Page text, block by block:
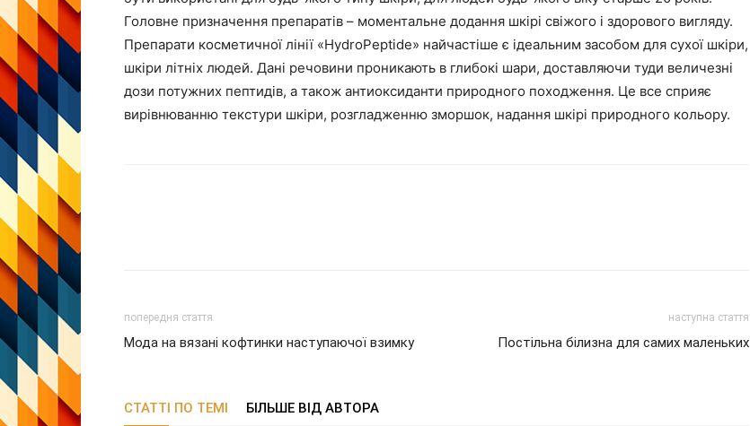
Головне призначення препаратів – моментальне додання шкірі свіжого і здорового вигляду.
Препарати косметичної лінії «HydroPeptide» найчастіше є ідеальним засобом для сухої шкіри,
шкіри літніх людей. Дані речовини проникають в глибокі шари, доставляючи туди величезні
дози потужних пептидів, а також антиоксиданти природного походження. Це все сприяє
вирівнюванню текстури шкіри, розгладженню зморшок, надання шкірі природного кольору.
попередня стаття
Мода на вязані кофтинки наступаючої взимку
наступна стаття
Постільна білизна для самих маленьких
СТАТТІ ПО ТЕМІ БІЛЬШЕ ВІД АВТОРА